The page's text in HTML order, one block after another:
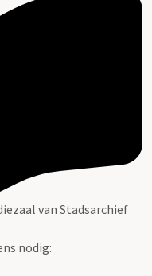
van Stadsarchief
nodig: